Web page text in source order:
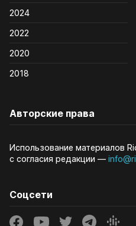
2024
2022
2020
2018
Авторские права
Использование материалов
с согласия редакции —
Соцсети